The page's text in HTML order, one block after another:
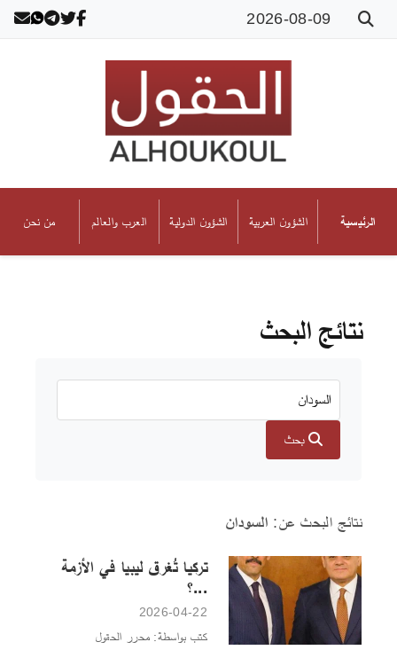
2026-08-09
الرئيسية الشؤون العربية الشؤون الدولية العرب والعالم من نحن
نتائج البحث
بحث
نتائج البحث عن:السودان
تركيا تُغرق ليبيا في الأزمة
...؟
2026-04-22
كتب بواسطة: محرر الحقول